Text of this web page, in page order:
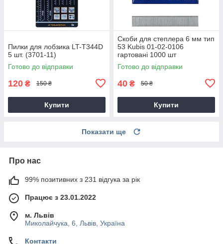
Пилки для лобзика LT-T344D
5 шт. (3701-11)
Готово до відправки
120 ₴ 150 ₴
Купити
Скоби для степлера 6 мм тип
53 Kubis 01-02-0106
гартовані 1000 шт
Готово до відправки
40 ₴ 50 ₴
Купити
Показати ще
Про нас
99% позитивних з 231 відгука за рік
Працює з 23.01.2022
м. Львів
Миколайчука, 6, Львів, Україна
Контакти